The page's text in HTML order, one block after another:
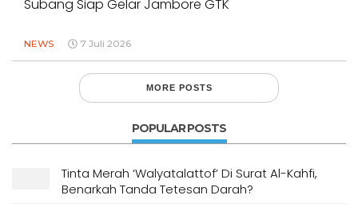
Subang Siap Gelar Jambore GTK
NEWS 7 Juli 2026
MORE POSTS
POPULAR POSTS
Tinta Merah ‘Walyatalattof’ Di Surat Al-Kahfi,
Benarkah Tanda Tetesan Darah?